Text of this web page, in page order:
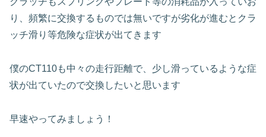
り、頻繁に交換するものでは無いですが劣化が進むとクラ
ッチ滑り等危険な症状が出てきます
僕のCT110も中々の走行距離で、少し滑っているような症
状が出ていたので交換したいと思います
早速やってみましょう！